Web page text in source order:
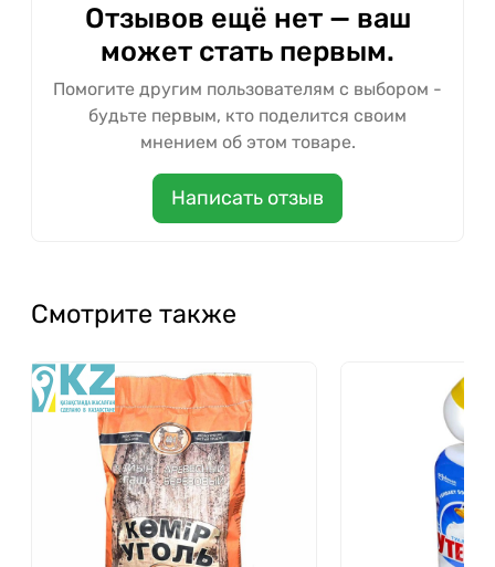
Отзывов ещё нет — ваш
может стать первым.
Помогите другим пользователям с выбором -
будьте первым, кто поделится своим
мнением об этом товаре.
Написать отзыв
Смотрите также